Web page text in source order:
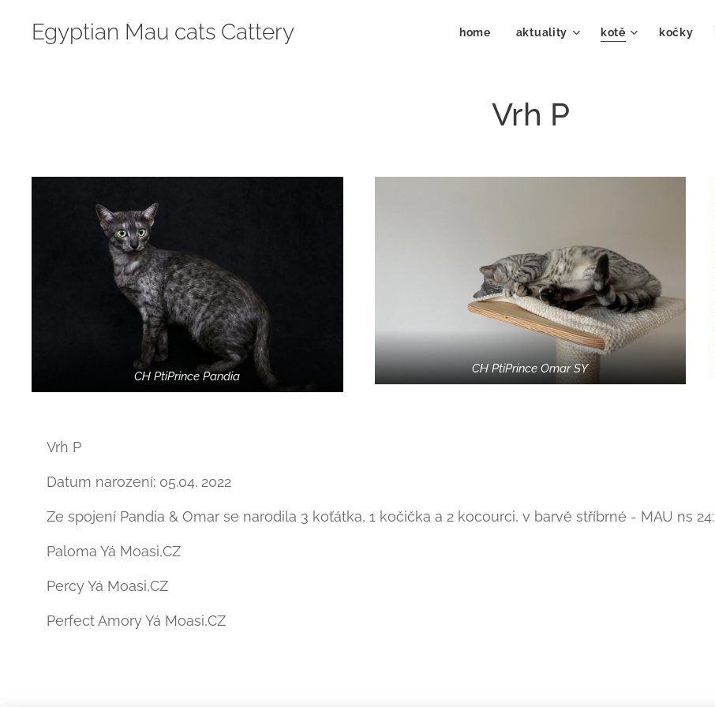
Egyptian Mau cats Cattery home aktuality kotě kočky ♀
Vrh P
CH PtiPrince Pandia
CH PtiPrince Omar SY
Vrh P
Datum narození: 05.04. 2022
Ze spojení Pandia & Omar se narodila 3 koťátka, 1 kočička a 2 kocourci, v barvě stříbrné - MAU ns 24:
Paloma Yá Moasi,CZ
Percy Yá Moasi,CZ
Perfect Amory Yá Moasi,CZ